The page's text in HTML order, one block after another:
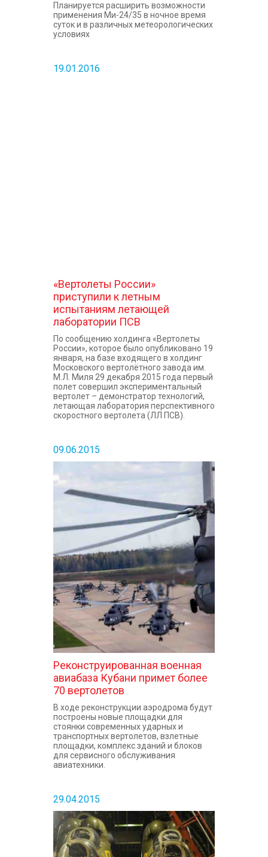
Планируется расширить возможности
применения Ми-24/35 в ночное время
суток и в различных метеорологических
условиях
19.01.2016
«Вертолеты России»
приступили к летным
испытаниям летающей
лаборатории ПСВ
По сообщению холдинга «Вертолеты
России», которое было опубликовано 19
января, на базе входящего в холдинг
Московского вертолётного завода им.
М.Л. Миля 29 декабря 2015 года первый
полет совершил экспериментальный
вертолет – демонстратор технологий,
летающая лаборатория перспективного
скоростного вертолета (ЛЛ ПСВ).
09.06.2015
Реконструированная военная
авиабаза Кубани примет более
70 вертолетов
В ходе реконструкции аэродрома будут
построены новые площадки для
стоянки современных ударных и
транспортных вертолетов, взлетные
площадки, комплекс зданий и блоков
для сервисного обслуживания
авиатехники.
29.04.2015